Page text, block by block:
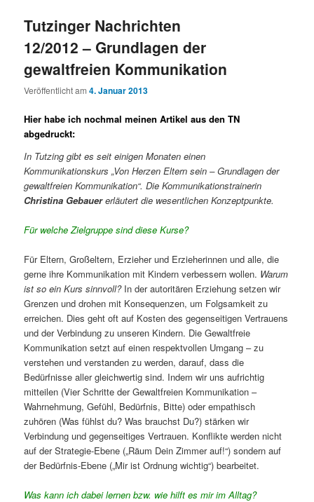
Tutzinger Nachrichten
12/2012 – Grundlagen der
gewaltfreien Kommunikation
Veröffentlicht am4. Januar 2013
Hier habe ich nochmal meinen Artikel aus den TN
abgedruckt:
In Tutzing gibt es seit einigen Monaten einen
Kommunikationskurs „Von Herzen Eltern sein – Grundlagen der
gewaltfreien Kommunikation“. Die Kommunikationstrainerin
Christina Gebauererläutert die wesentlichen Konzeptpunkte.
Für welche Zielgruppe sind diese Kurse?
Für Eltern, Großeltern, Erzieher und Erzieherinnen und alle, die
gerne ihre Kommunikation mit Kindern verbessern wollen. Warum
ist so ein Kurs sinnvoll? In der autoritären Erziehung setzen wir
Grenzen und drohen mit Konsequenzen, um Folgsamkeit zu
erreichen. Dies geht oft auf Kosten des gegenseitigen Vertrauens
und der Verbindung zu unseren Kindern. Die Gewaltfreie
Kommunikation setzt auf einen respektvollen Umgang – zu
verstehen und verstanden zu werden, darauf, dass die
Bedürfnisse aller gleichwertig sind. Indem wir uns aufrichtig
mitteilen (Vier Schritte der Gewaltfreien Kommunikation –
Wahrnehmung, Gefühl, Bedürfnis, Bitte) oder empathisch
zuhören (Was fühlst du? Was brauchst Du?) stärken wir
Verbindung und gegenseitiges Vertrauen. Konflikte werden nicht
auf der Strategie-Ebene („Räum Dein Zimmer auf!“) sondern auf
der Bedürfnis-Ebene („Mir ist Ordnung wichtig“) bearbeitet.
Was kann ich dabei lernen bzw. wie hilft es mir im Alltag?